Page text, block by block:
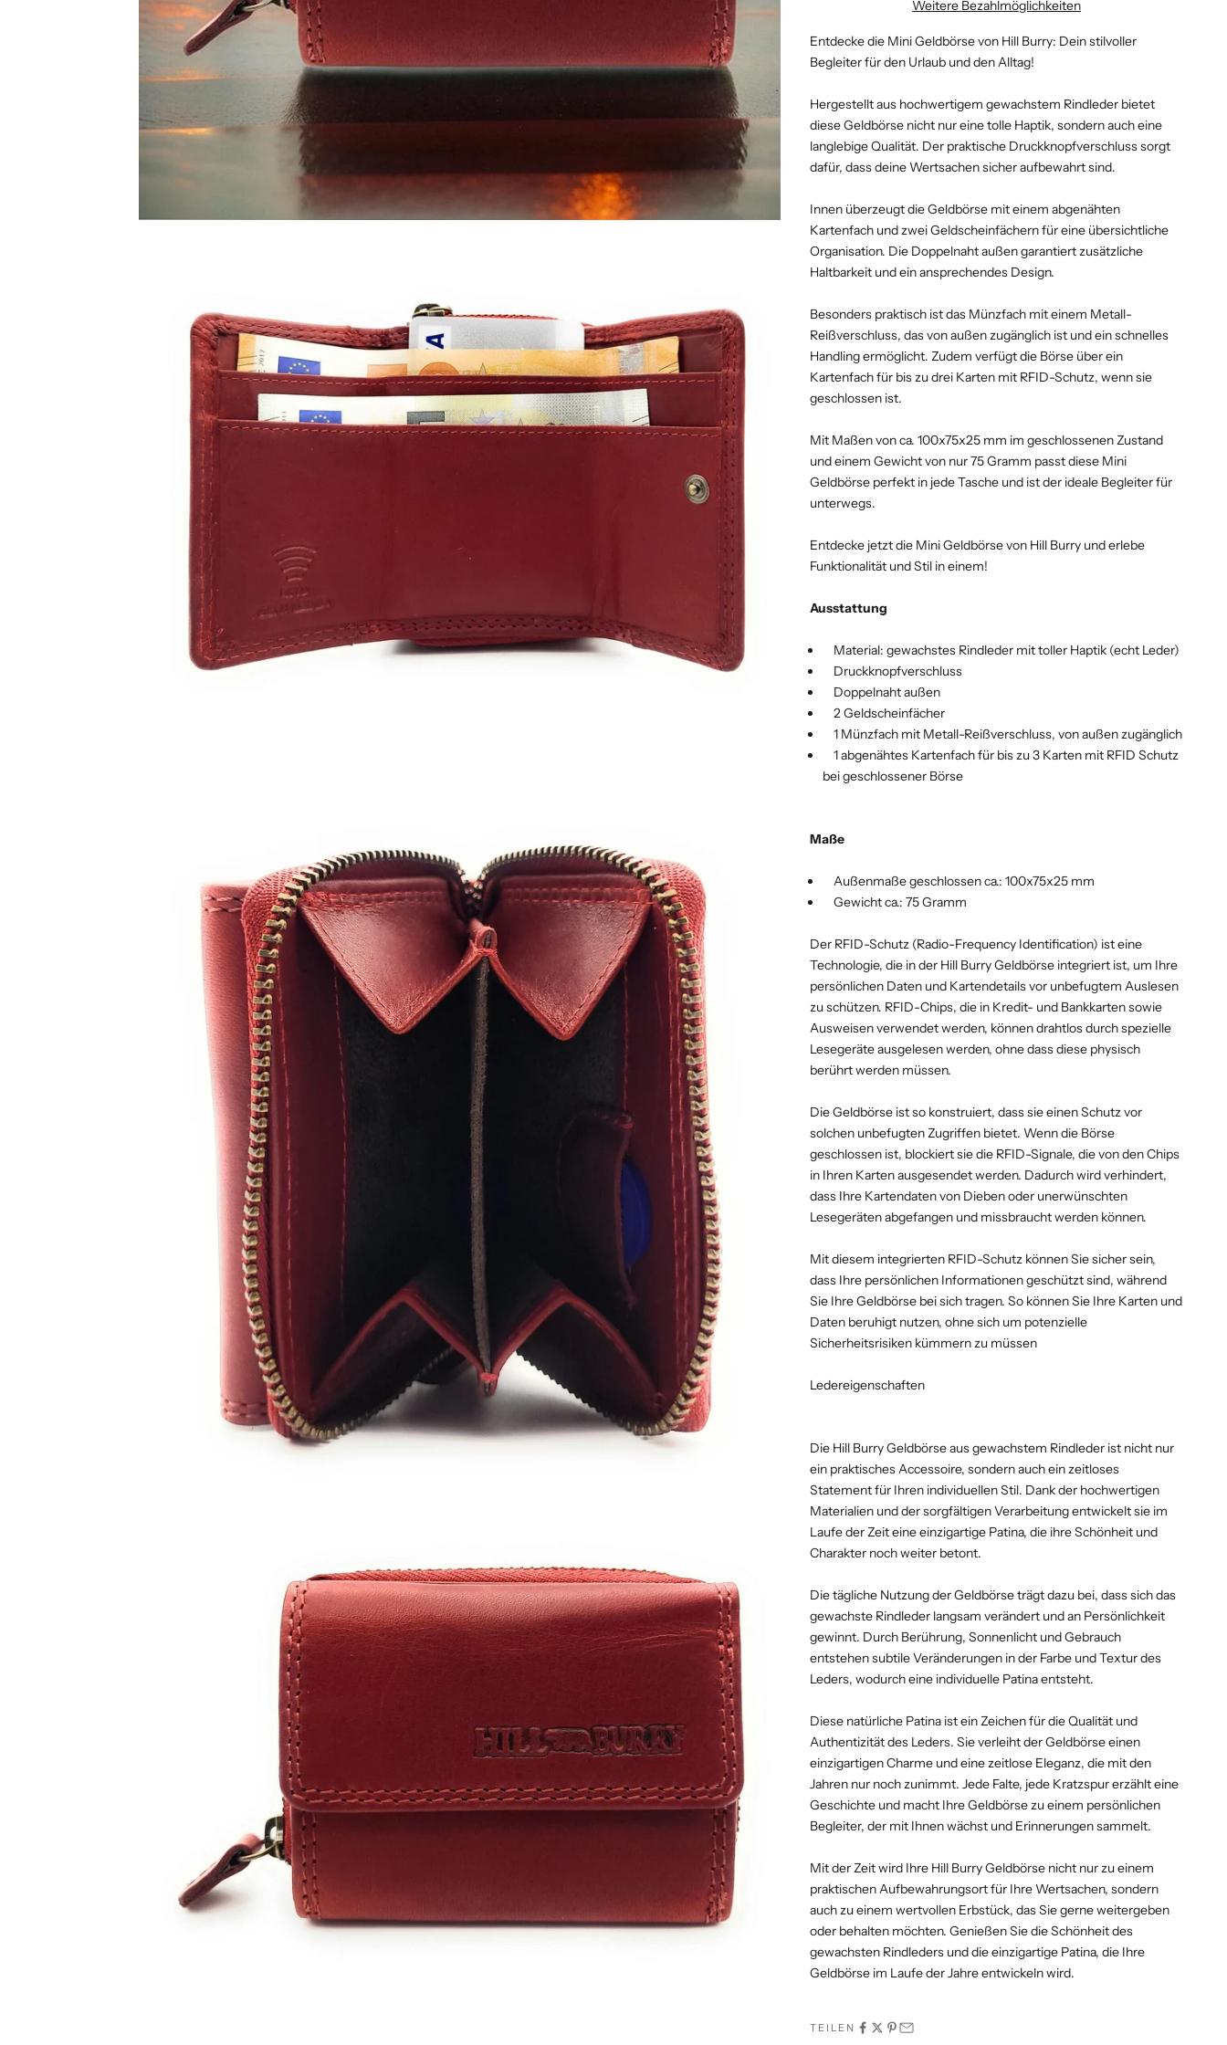
Weitere Bezahlmöglichkeiten
Entdecke die Mini Geldbörse von Hill Burry: Dein stilvoller
Begleiter für den Urlaub und den Alltag!
Hergestellt aus hochwertigem gewachstem Rindleder bietet
diese Geldbörse nicht nur eine tolle Haptik, sondern auch eine
langlebige Qualität. Der praktische Druckknopfverschluss sorgt
dafür, dass deine Wertsachen sicher aufbewahrt sind.
Innen überzeugt die Geldbörse mit einem abgenähten
Kartenfach und zwei Geldscheinfächern für eine übersichtliche
Organisation. Die Doppelnaht außen garantiert zusätzliche
Haltbarkeit und ein ansprechendes Design.
Besonders praktisch ist das Münzfach mit einem Metall-
Reißverschluss, das von außen zugänglich ist und ein schnelles
Handling ermöglicht. Zudem verfügt die Börse über ein
Kartenfach für bis zu drei Karten mit RFID-Schutz, wenn sie
geschlossen ist.
Mit Maßen von ca. 100x75x25 mm im geschlossenen Zustand
und einem Gewicht von nur 75 Gramm passt diese Mini
Geldbörse perfekt in jede Tasche und ist der ideale Begleiter für
unterwegs.
Entdecke jetzt die Mini Geldbörse von Hill Burry und erlebe
Funktionalität und Stil in einem!
Ausstattung
Material: gewachstes Rindleder mit toller Haptik (echt Leder)
Druckknopfverschluss
Doppelnaht außen
2 Geldscheinfächer
1 Münzfach mit Metall-Reißverschluss, von außen zugänglich
1 abgenähtes Kartenfach für bis zu 3 Karten mit RFID Schutz
bei geschlossener Börse
Maße
Außenmaße geschlossen ca.: 100x75x25 mm
Gewicht ca.: 75 Gramm
Der RFID-Schutz (Radio-Frequency Identification) ist eine
Technologie, die in der Hill Burry Geldbörse integriert ist, um Ihre
persönlichen Daten und Kartendetails vor unbefugtem Auslesen
zu schützen. RFID-Chips, die in Kredit- und Bankkarten sowie
Ausweisen verwendet werden, können drahtlos durch spezielle
Lesegeräte ausgelesen werden, ohne dass diese physisch
berührt werden müssen.
Die Geldbörse ist so konstruiert, dass sie einen Schutz vor
solchen unbefugten Zugriffen bietet. Wenn die Börse
geschlossen ist, blockiert sie die RFID-Signale, die von den Chips
in Ihren Karten ausgesendet werden. Dadurch wird verhindert,
dass Ihre Kartendaten von Dieben oder unerwünschten
Lesegeräten abgefangen und missbraucht werden können.
Mit diesem integrierten RFID-Schutz können Sie sicher sein,
dass Ihre persönlichen Informationen geschützt sind, während
Sie Ihre Geldbörse bei sich tragen. So können Sie Ihre Karten und
Daten beruhigt nutzen, ohne sich um potenzielle
Sicherheitsrisiken kümmern zu müssen
Ledereigenschaften
Die Hill Burry Geldbörse aus gewachstem Rindleder ist nicht nur
ein praktisches Accessoire, sondern auch ein zeitloses
Statement für Ihren individuellen Stil. Dank der hochwertigen
Materialien und der sorgfältigen Verarbeitung entwickelt sie im
Laufe der Zeit eine einzigartige Patina, die ihre Schönheit und
Charakter noch weiter betont.
Die tägliche Nutzung der Geldbörse trägt dazu bei, dass sich das
gewachste Rindleder langsam verändert und an Persönlichkeit
gewinnt. Durch Berührung, Sonnenlicht und Gebrauch
entstehen subtile Veränderungen in der Farbe und Textur des
Leders, wodurch eine individuelle Patina entsteht.
Diese natürliche Patina ist ein Zeichen für die Qualität und
Authentizität des Leders. Sie verleiht der Geldbörse einen
einzigartigen Charme und eine zeitlose Eleganz, die mit den
Jahren nur noch zunimmt. Jede Falte, jede Kratzspur erzählt eine
Geschichte und macht Ihre Geldbörse zu einem persönlichen
Begleiter, der mit Ihnen wächst und Erinnerungen sammelt.
Mit der Zeit wird Ihre Hill Burry Geldbörse nicht nur zu einem
praktischen Aufbewahrungsort für Ihre Wertsachen, sondern
auch zu einem wertvollen Erbstück, das Sie gerne weitergeben
oder behalten möchten. Genießen Sie die Schönheit des
gewachsten Rindleders und die einzigartige Patina, die Ihre
Geldbörse im Laufe der Jahre entwickeln wird.
TEILEN